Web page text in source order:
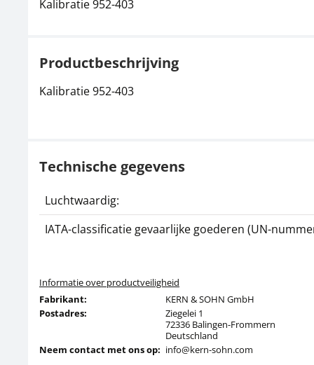
Kalibratie 952-403
Productbeschrijving
Kalibratie 952-403
Technische gegevens
Luchtwaardig:
IATA-classificatie gevaarlijke goederen (UN-
Informatie over productveiligheid
Fabrikant:
KERN & SOHN GmbH
Postadres:
Ziegelei 1
72336 Balingen-Frommern
Deutschland
Neem contact met ons op: info@kern-sohn.com